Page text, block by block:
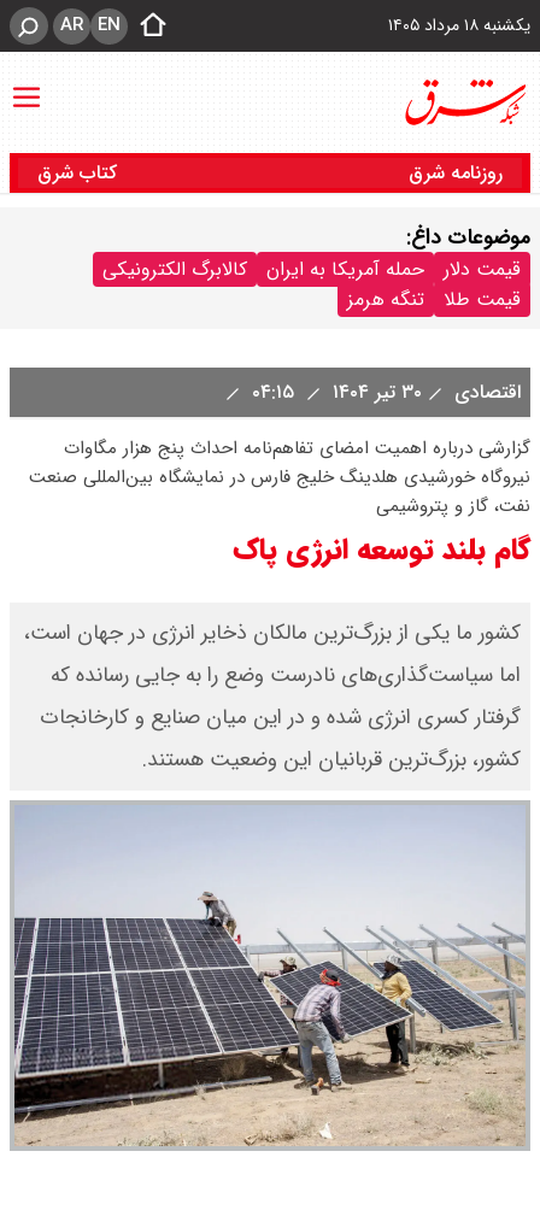
یکشنبه ۱۸ مرداد ۱۴۰۵ EN
AR
روزنامه شرق کتاب شرق
موضوعات داغ:
قیمت دلار حمله آمریکا به ایران
کالابرگ الکترونیکی
قیمت طلا
تنگه هرمز
اقتصادی ۳۰ تیر ۱۴۰۴
گزارشی درباره اهمیت امضای تفاهم‌نامه احداث پنج هزار مگاوات
نیروگاه خورشیدی هلدینگ خلیج فارس در نمایشگاه بین‌المللی صنعت
نفت، گاز و پتروشیمی
گام بلند توسعه انرژی پاک
کشور ما یکی از بزرگ‌ترین مالکان ذخایر انرژی در جهان است،
اما سیاست‌گذاری‌های نادرست وضع را به جایی رسانده که
گرفتار کسری انرژی شده و در این میان صنایع و کارخانجات
کشور، بزرگ‌ترین قربانیان این وضعیت هستند.